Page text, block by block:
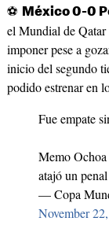
⚽ México 0-0
el Mundial de
imponer pese a
inicio del segundo
podido estrenar en
Fue empate
Memo
atajó un
— Copa
November